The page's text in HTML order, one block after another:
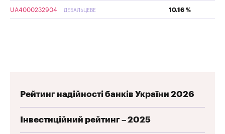
UA4000232904 ДЕБАЛЬЦЕВЕ 10.16 %
Рейтинг надійності банків України 2026
Інвестиційний рейтинг – 2025